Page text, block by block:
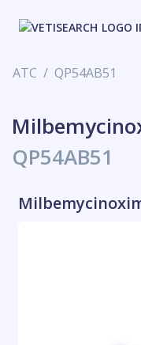
ATC QP54AB51
QP54AB51